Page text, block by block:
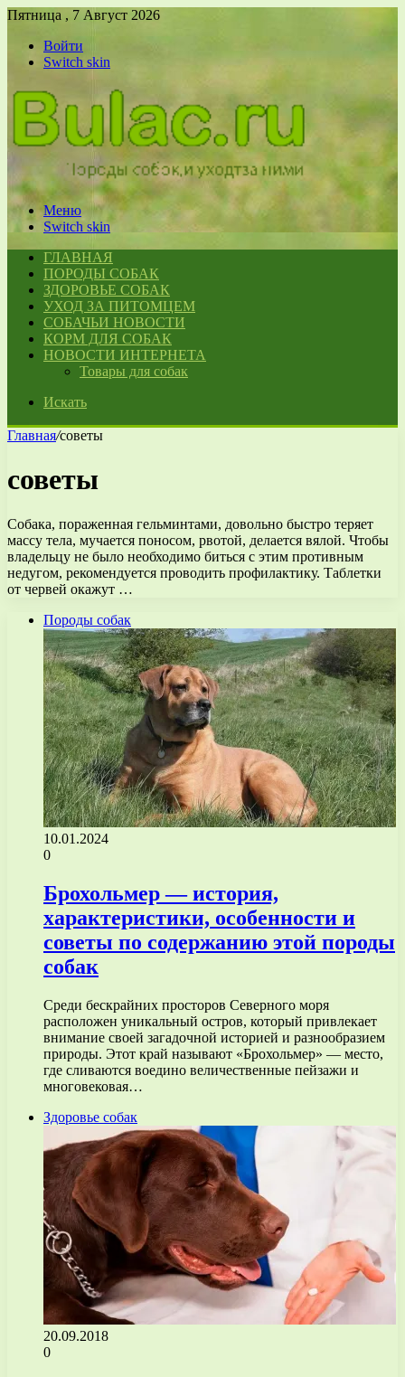
Пятница , 7 Август 2026
Войти
Switch skin
Меню
Switch skin
ГЛАВНАЯ
ПОРОДЫ СОБАК
ЗДОРОВЬЕ СОБАК
УХОД ЗА ПИТОМЦЕМ
СОБАЧЬИ НОВОСТИ
КОРМ ДЛЯ СОБАК
НОВОСТИ ИНТЕРНЕТА
Товары для собак
Искать
Главная/советы
советы
Собака, пораженная гельминтами, довольно быстро теряет
массу тела, мучается поносом, рвотой, делается вялой. Чтобы
владельцу не было необходимо биться с этим противным
недугом, рекомендуется проводить профилактику. Таблетки
от червей окажут …
Породы собак
10.01.2024
0
Брохольмер — история,
характеристики, особенности и
советы по содержанию этой породы
собак
Среди бескрайних просторов Северного моря
расположен уникальный остров, который привлекает
внимание своей загадочной историей и разнообразием
природы. Этот край называют «Брохольмер» — место,
где сливаются воедино величественные пейзажи и
многовековая…
Здоровье собак
20.09.2018
0